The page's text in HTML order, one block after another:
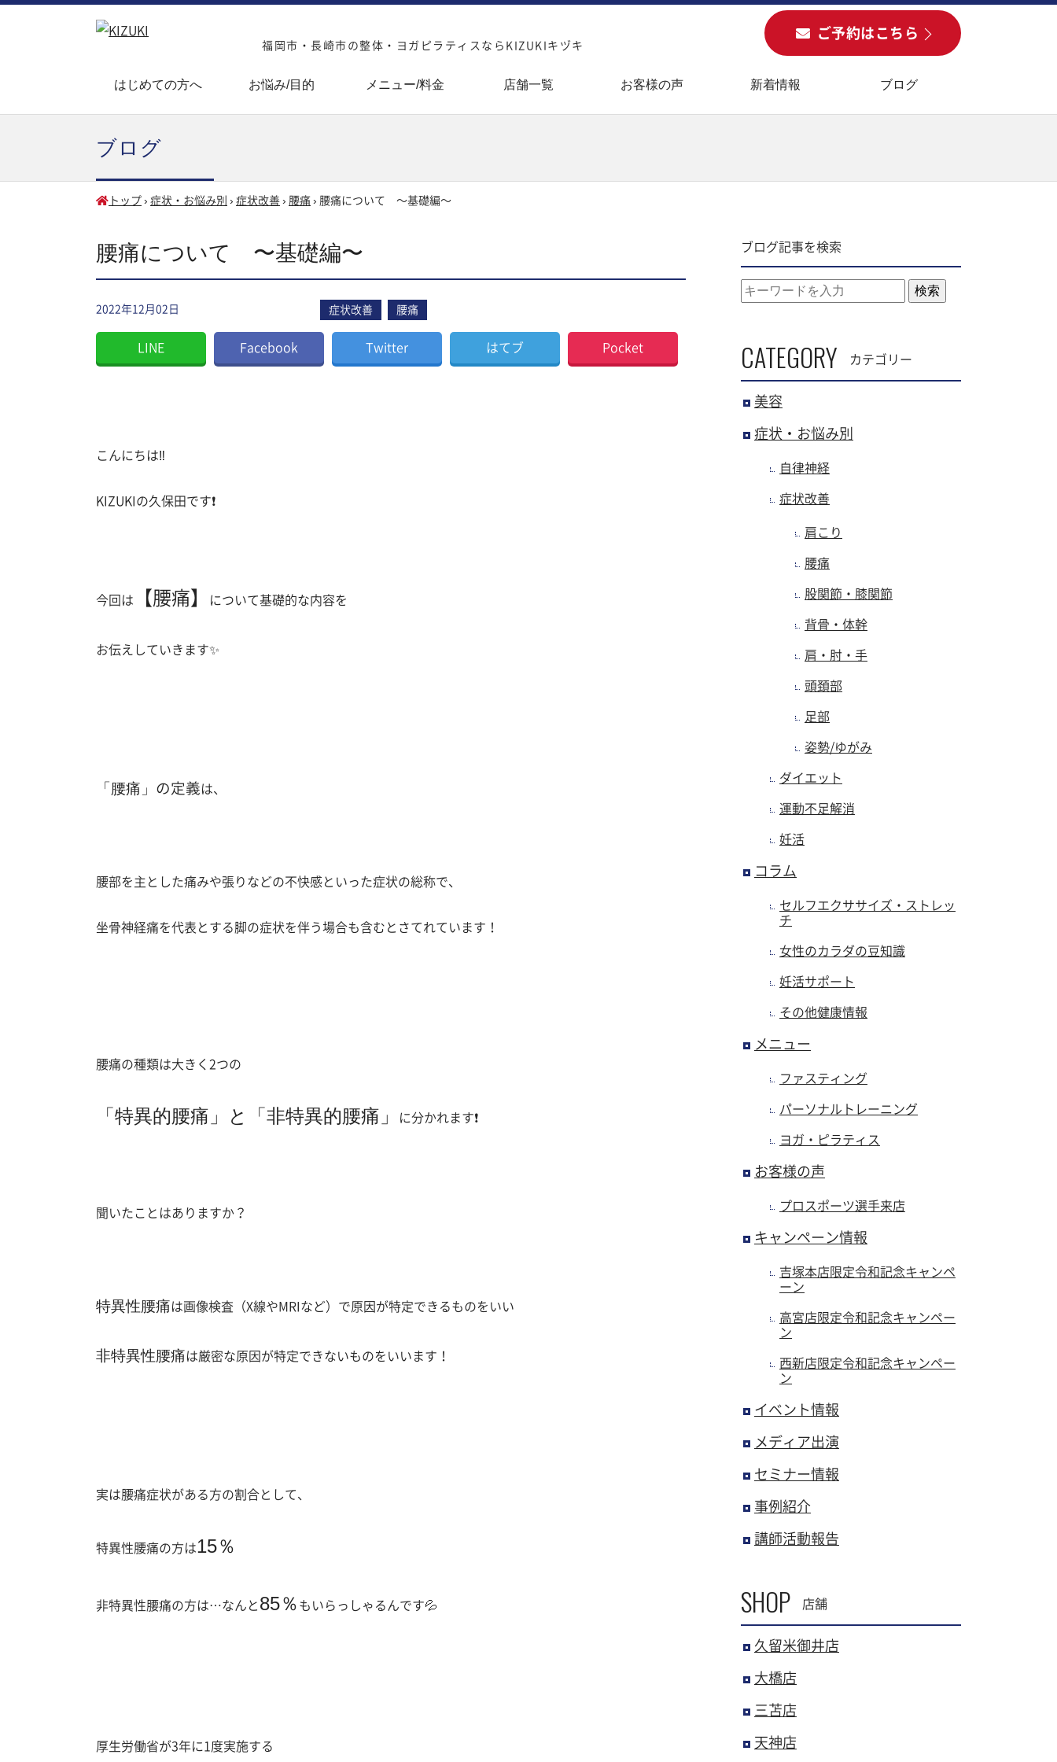
福岡市・長崎市の整体・ヨガピラティスならKIZUKIキヅキ
ご予約はこちら
はじめての方へ お悩み/目的 メニュー/料金 店舗一覧 お客様の声 新着情報 ブログ
ブログ
トップ › 症状・お悩み別 › 症状改善 › 腰痛 › 腰痛について 〜基礎編〜
腰痛について 〜基礎編〜
2022年12月02日 症状改善 腰痛
LINE Facebook Twitter はてブ Pocket
こんにちは‼︎
KIZUKIの久保田です❗️
今回は 【腰痛】 について基礎的な内容を
お伝えしていきます✨
「腰痛」 の定義は、
腰部を主とした痛みや張りなどの不快感といった症状の総称で、
坐骨神経痛を代表とする脚の症状を伴う場合も含むとさてれています！
腰痛の種類は大きく2つの
「特異的腰痛」 と 「非特異的腰痛」 に分かれます❗️
聞いたことはありますか？
特異性腰痛は画像検査（X線やMRIなど）で原因が特定できるものをいい
非特異性腰痛は厳密な原因が特定できないものをいいます！
実は腰痛症状がある方の割合として、
特異性腰痛の方は15％
非特異性腰痛の方は…なんと 85％ もいらっしゃるんです💦
厚生労働省が3年に1度実施する
ブログ記事を検索
検索
CATEGORY カテゴリー
美容
症状・お悩み別
自律神経
症状改善
肩こり
腰痛
股関節・膝関節
背骨・体幹
肩・肘・手
頭頚部
足部
姿勢/ゆがみ
ダイエット
運動不足解消
妊活
コラム
セルフエクササイズ・ストレッ
チ
女性のカラダの豆知識
妊活サポート
その他健康情報
メニュー
ファスティング
パーソナルトレーニング
ヨガ・ピラティス
お客様の声
プロスポーツ選手来店
キャンペーン情報
吉塚本店限定令和記念キャンペ
ーン
高宮店限定令和記念キャンペー
ン
西新店限定令和記念キャンペー
ン
イベント情報
メディア出演
セミナー情報
事例紹介
講師活動報告
SHOP 店舗
久留米御井店
大橋店
三苫店
天神店